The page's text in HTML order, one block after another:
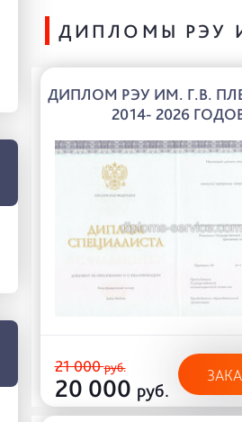
ДИПЛОМЫ РЭУ
ДИПЛОМ РЭУ ИМ. Г.В.
2014- 2026
21 000руб.
20 000 руб.